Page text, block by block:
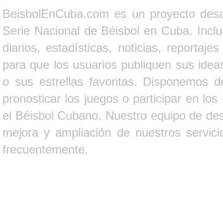
BeisbolEnCuba.com es un proyecto
Serie Nacional de Béisbol en Cuba.
diarios, estadísticas, noticias,
para que los usuarios publiquen sus
o sus estrellas favoritas. Disponemos
pronosticar los juegos o participar en
el Béisbol Cubano. Nuestro equipo de
mejora y ampliación de nuestros
frecuentemente.